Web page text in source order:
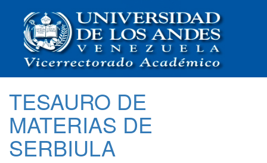
TESAURO DE
MATERIAS DE
SERBIULA